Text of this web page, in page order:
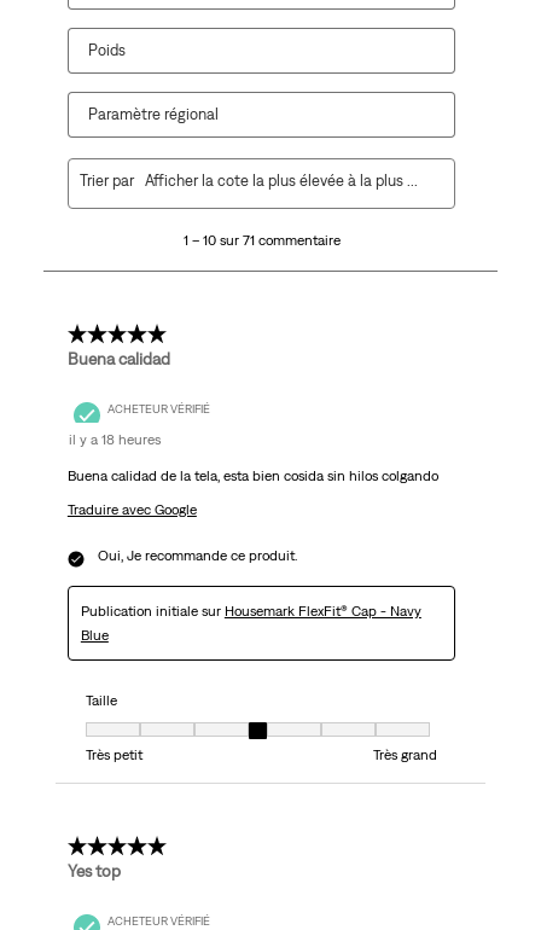
Poids
Paramètre régional
71
1 – 10 sur 71 commentaire
Trier par Afficher la cote la plus élevée à la plus faible
5 étoile(s) sur 5.
Buena calidad
ACHETEUR VÉRIFIÉ
il y a 18 heures
Buena calidad de la tela, esta bien cosida sin hilos colgando
Traduire avec Google
Oui, Je recommande ce produit.
Publication initiale sur Housemark FlexFit® Cap - Navy
Blue
Taille
Taille, 4 sur 7, où 1 est égal à Très petit et 7 est égal à Très grand
Très petit
Très grand
5 étoile(s) sur 5.
Yes top
ACHETEUR VÉRIFIÉ